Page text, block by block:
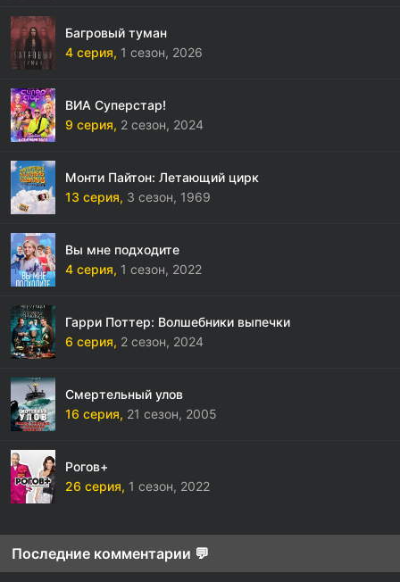
Багровый туман
4 серия, 1 сезон, 2026
ВИА Суперстар!
9 серия, 2 сезон, 2024
Монти Пайтон: Летающий цирк
13 серия, 3 сезон, 1969
Вы мне подходите
4 серия, 1 сезон, 2022
Гарри Поттер: Волшебники выпечки
6 серия, 2 сезон, 2024
Смертельный улов
16 серия, 21 сезон, 2005
Рогов+
26 серия, 1 сезон, 2022
Последние комментарии 💬